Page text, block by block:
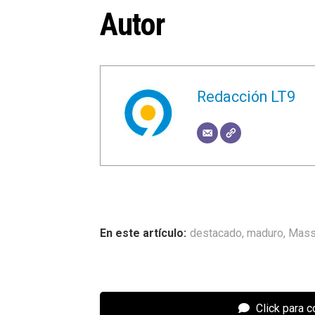
Autor
Redacción LT9
destacado, maduro,
Click para